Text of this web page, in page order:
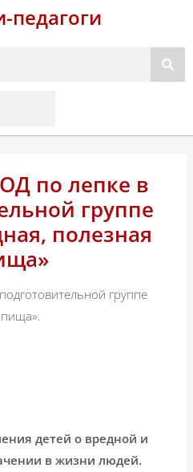
педагоги
по лепке в
группе
полезная
группе
детей о вредной и
в жизни людей.